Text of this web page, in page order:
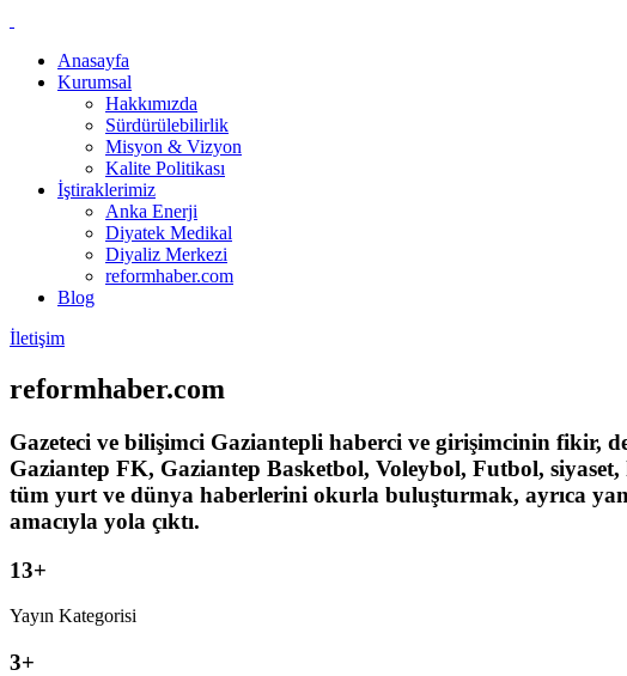
Anasayfa
Kurumsal
Hakkımızda
Sürdürülebilirlik
Misyon & Vizyon
Kalite Politikası
İştiraklerimiz
Anka Enerji
Diyatek Medikal
Diyaliz Merkezi
reformhaber.com
Blog
İletişim
reformhaber.com
Gazeteci ve bilişimci Gaziantepli haberci ve girişimcinin fikir,
Gaziantep FK, Gaziantep Basketbol, Voleybol, Futbol,
tüm yurt ve dünya haberlerini okurla buluşturmak, ayrıca
amacıyla yola çıktı.
13+
Yayın Kategorisi
3+